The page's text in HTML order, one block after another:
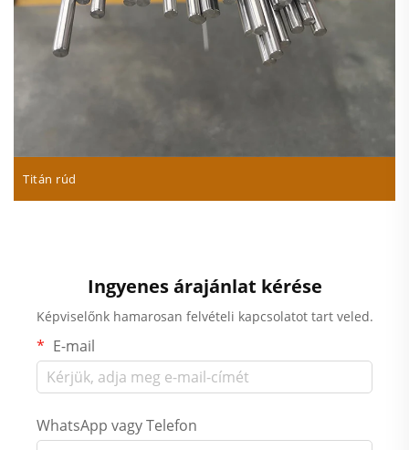
Titán rúd
Ingyenes árajánlat kérése
Képviselőnk hamarosan felvételi kapcsolatot tart veled.
E-mail
WhatsApp vagy Telefon